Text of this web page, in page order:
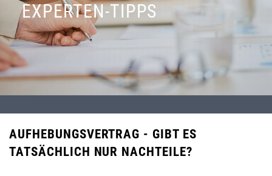
EXPERTEN-TIPPS
AUFHEBUNGSVERTRAG - GIBT ES
TATSÄCHLICH NUR NACHTEILE?